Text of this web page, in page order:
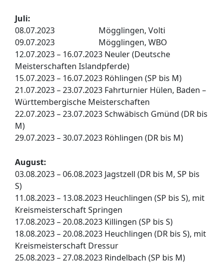
Juli:
08.07.2023 Mögglingen, Volti
09.07.2023 Mögglingen, WBO
12.07.2023 – 16.07.2023 Neuler (Deutsche
Meisterschaften Islandpferde)
15.07.2023 – 16.07.2023 Röhlingen (SP bis M)
21.07.2023 – 23.07.2023 Fahrturnier Hülen, Baden –
Württembergische Meisterschaften
22.07.2023 – 23.07.2023 Schwäbisch Gmünd (DR bis
M)
29.07.2023 – 30.07.2023 Röhlingen (DR bis M)
August:
03.08.2023 – 06.08.2023 Jagstzell (DR bis M, SP bis
S)
11.08.2023 – 13.08.2023 Heuchlingen (SP bis S), mit
Kreismeisterschaft Springen
17.08.2023 – 20.08.2023 Killingen (SP bis S)
18.08.2023 – 20.08.2023 Heuchlingen (DR bis S), mit
Kreismeisterschaft Dressur
25.08.2023 – 27.08.2023 Rindelbach (SP bis M)